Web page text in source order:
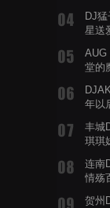
DJ
星送
AUG
堂的
年以
丰城
琪琪
连南
情殇
贺州